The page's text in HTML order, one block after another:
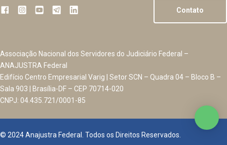
Contato
Associação Nacional dos Servidores do Judiciário Federal –
ANAJUSTRA Federal
Edifício Centro Empresarial Varig | Setor SCN – Quadra 04 – Bloco B –
Sala 903 | Brasília-DF – CEP 70714-020
CNPJ: 04.435.721/0001-85
© 2024 Anajustra Federal. Todos os Direitos Reservados.